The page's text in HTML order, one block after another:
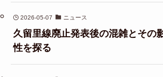
2026-05-07 ニュース
久留里線廃止発表後の混雑とその
性を探る